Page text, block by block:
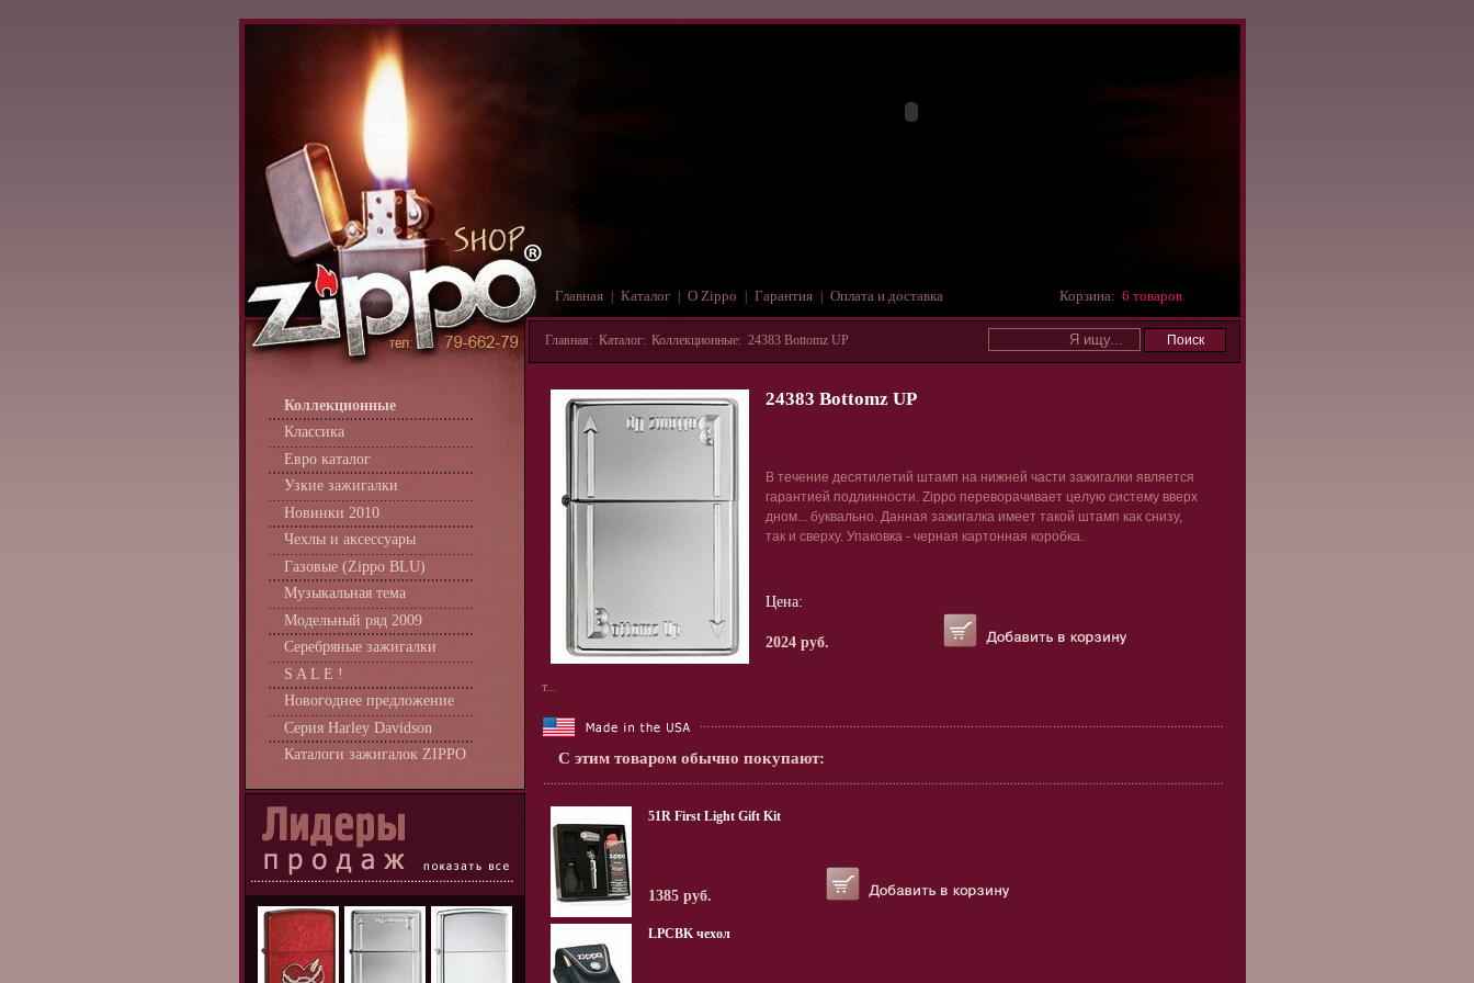
Главная Каталог О Zippo Гарантия Оплата и доставка Корзина: 6 товаров
Коллекционные
Классика
Евро каталог
Узкие зажигалки
Новинки 2010
Чехлы и аксессуары
Газовые (Zippo BLU)
Музыкальная тема
Модельный ряд 2009
Серебряные зажигалки
S A L E !
Новогоднее предложение
Серия Harley Davidson
Каталоги зажигалок ZIPPO
Главная: Каталог: Коллекционные: 24383 Bottomz UP
24383 Bottomz UP
В течение десятилетий штамп на нижней части зажигалки является
гарантией подлинности. Zippo переворачивает целую систему вверх
дном... буквально. Данная зажигалка имеет такой штамп как снизу,
так и сверху. Упаковка - черная картонная коробка.
Цена:
2024 руб.
т...
С этим товаром обычно покупают:
51R First Light Gift Kit
1385 руб.
LPCBK чехол